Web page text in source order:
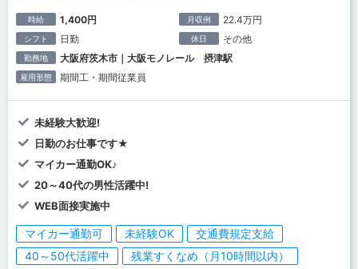
時給 1,400円 月収例 22.4万円
シフト 日勤 休日 その他
勤務地 大阪府茨木市｜大阪モノレール 摂津駅
雇用形態 期間工・期間従業員
未経験大歓迎!
日勤のお仕事です★
マイカー通勤OK♪
20～40代の男性活躍中!
WEB面接実施中
マイカー通勤可 未経験OK
交通費規定支給
40～50代活躍中
残業すくなめ（月10時間以内）